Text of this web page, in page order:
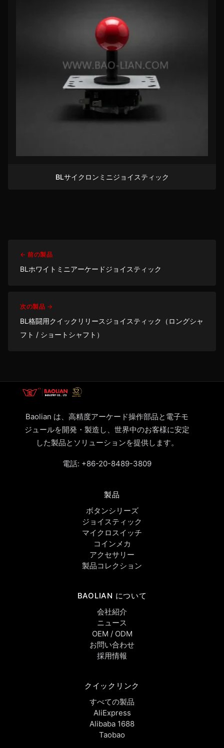
BLサイクロンミニジョイスティック
← 前の製品
BLホワイトミニアーケードジョイスティック
次の製品 →
BL格闘用クイックリリースジョイスティック（ロングシャ
フト / ショートシャフト）
Baolian は、高精度アーケード操作部品と電子モ
ジュールを開発・製造し、世界中のお客様に安定
した製品とソリューションを提供します。
電話: +86-20-8489-3809
製品
ボタンシリーズ
ジョイスティック
マイクロスイッチ
コインメカ
アクセサリー
製品コレクション
BAOLIAN について
会社紹介
ニュース
OEM / ODM
お問い合わせ
採用情報
クイックリンク
すべての製品
AliExpress
Alibaba 1688
Taobao